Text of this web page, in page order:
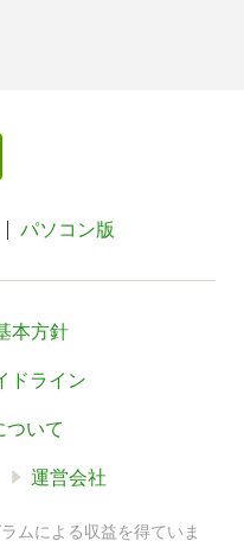
パソコン版
本方針
ドライン
ついて
運営会社
ムによる収益を得ていま